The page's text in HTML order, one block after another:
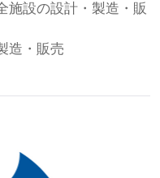
施設の設計・製造・販
造・販売